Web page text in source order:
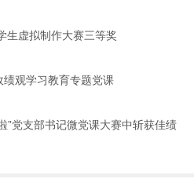
生虚拟制作大赛三等奖
观学习教育专题党课
”党支部书记微党课大赛中斩获佳绩